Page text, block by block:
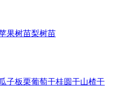
果树苗梨树苗
瓜子板栗葡萄干桂圆干山楂干